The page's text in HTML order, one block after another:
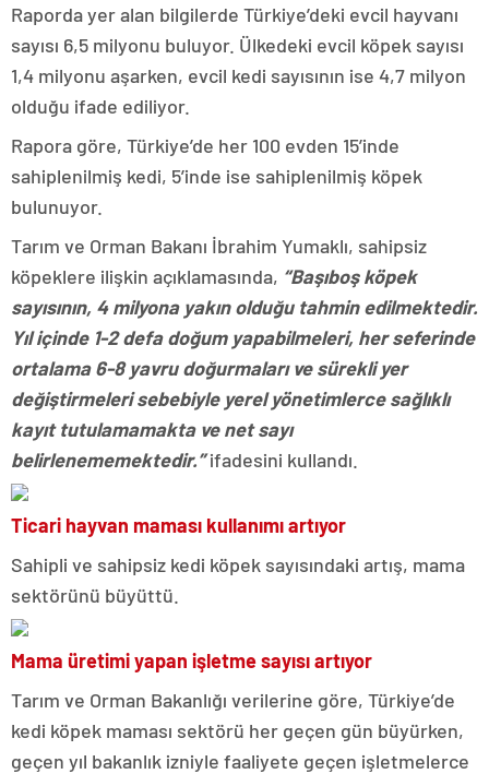
Raporda yer alan bilgilerde Türkiye’deki evcil hayvanı
sayısı 6,5 milyonu buluyor. Ülkedeki evcil köpek sayısı
1,4 milyonu aşarken, evcil kedi sayısının ise 4,7 milyon
olduğu ifade ediliyor.
Rapora göre, Türkiye’de her 100 evden 15’inde
sahiplenilmiş kedi, 5’inde ise sahiplenilmiş köpek
bulunuyor.
Tarım ve Orman Bakanı İbrahim Yumaklı, sahipsiz
köpeklere ilişkin açıklamasında, “Başıboş köpek
sayısının, 4 milyona yakın olduğu tahmin edilmektedir.
Yıl içinde 1-2 defa doğum yapabilmeleri, her seferinde
ortalama 6-8 yavru doğurmaları ve sürekli yer
değiştirmeleri sebebiyle yerel yönetimlerce sağlıklı
kayıt tutulamamakta ve net sayı
belirlenememektedir.”ifadesini kullandı.
Ticari hayvan maması kullanımı artıyor
Sahipli ve sahipsiz kedi köpek sayısındaki artış, mama
sektörünü büyüttü.
Mama üretimi yapan işletme sayısı artıyor
Tarım ve Orman Bakanlığı verilerine göre, Türkiye’de
kedi köpek maması sektörü her geçen gün büyürken,
geçen yıl bakanlık izniyle faaliyete geçen işletmelerce